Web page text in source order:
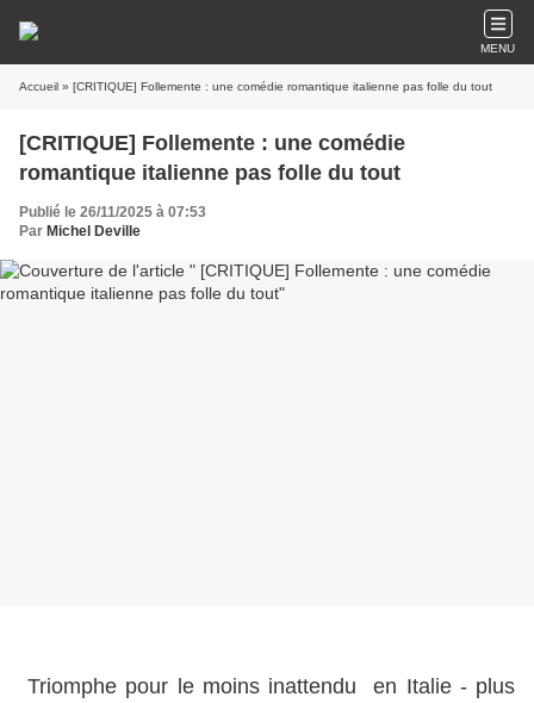
MENU
Accueil » [CRITIQUE] Follemente : une comédie romantique italienne pas folle du tout
[CRITIQUE] Follemente : une comédie
romantique italienne pas folle du tout
Publié le 26/11/2025 à 07:53
Par Michel Deville
Triomphe pour le moins inattendu en Italie - plus